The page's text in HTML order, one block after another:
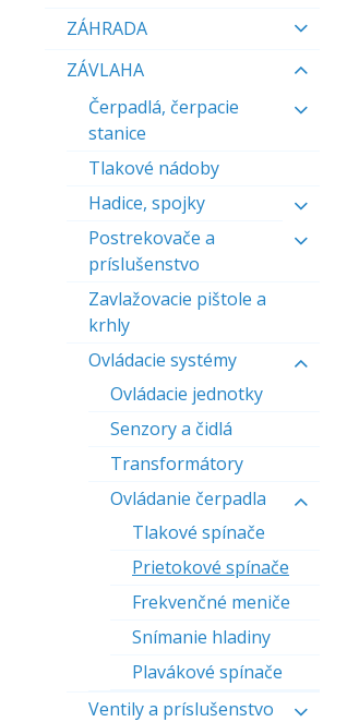
ZÁHRADA
ZÁVLAHA
Čerpadlá, čerpacie
stanice
Tlakové nádoby
Hadice, spojky
Postrekovače a
príslušenstvo
Zavlažovacie pištole a
krhly
Ovládacie systémy
Ovládacie jednotky
Senzory a čidlá
Transformátory
Ovládanie čerpadla
Tlakové spínače
Prietokové spínače
Frekvenčné meniče
Snímanie hladiny
Plavákové spínače
Ventily a príslušenstvo